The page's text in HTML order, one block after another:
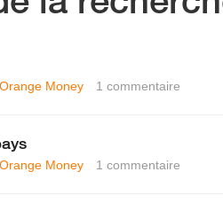
Orange Money 1 commentaire
Orange Money 1 commentaire